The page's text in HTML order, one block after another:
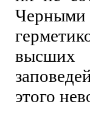
высших
этого